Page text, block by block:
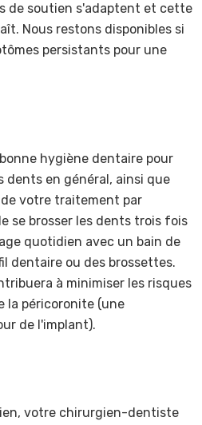
de soutien s'adaptent et cette
Nous restons disponibles si
persistants pour une
hygiène dentaire pour
dents en général, ainsi que
votre traitement par
se brosser les dents trois fois
quotidien avec un bain de
dentaire ou des brossettes.
à minimiser les risques
la péricoronite (une
de l'implant).
votre chirurgien-dentiste